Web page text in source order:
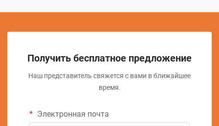
Получить бесплатное предложение
Наш представитель свяжется с вами в ближайшее
время.
Электронная почта